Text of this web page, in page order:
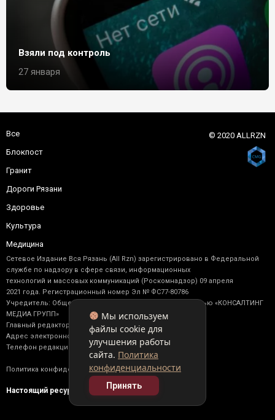
Мы используем
файлы cookie для
улучшения работы
сайта. Политика
конфиденциальности
Принять
Взяли под контроль
27 января
Все
Блокпост
Гранит
Дороги Рязани
Здоровье
Культура
Медицина
Сетевое Издание Вся Рязань (All Rzn) зарегистрировано в Федеральной
службе по надзору в сфере связи, информационных
технологий и массовых коммуникаций (Роскомнадзор) 09 апреля
2021 года. Регистрационный номер Эл № ФС77-80786
Учредитель: Общество с ограниченной ответственностью «КОНСАЛТИНГ
МЕДИА ГРУПП»
Главный редактор: Васильев М. Ю.
Адрес электронной почты редакции: allrzn@yandex.ru
Телефон редакции: +7 (910) 902-17-92
Политика конфиденциальности
Настоящий ресурс содержит материалы 16+
© 2020 ALLRZN